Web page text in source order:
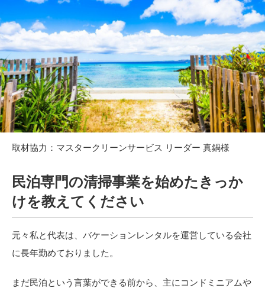
取材協力： マスタークリーンサービス リーダー 真鍋様
民泊専門の清掃事業を始めたきっか
けを教えてください
元々私と代表は、バケーションレンタルを運営している会社
に長年勤めておりました。
まだ民泊という言葉ができる前から、主にコンドミニアムや